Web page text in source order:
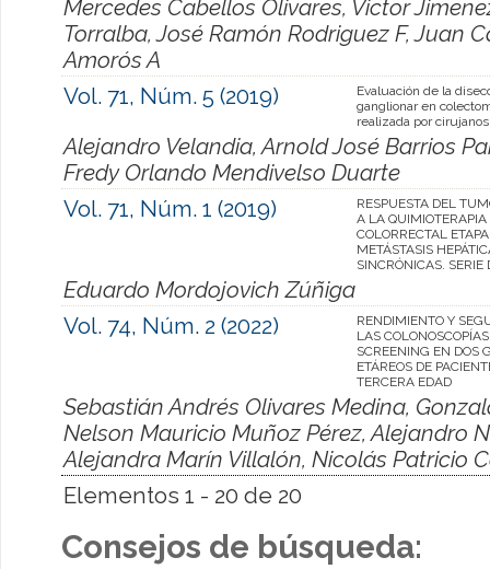
Mercedes Cabellos Olivares, Victor
Torralba, José Ramón Rodriguez F, Juan
Amorós A
Vol. 71, Núm. 5 (2019)
Evaluación de la
ganglionar en
realizada por
Alejandro Velandia, Arnold José Barrios
Fredy Orlando Mendivelso Duarte
Vol. 71, Núm. 1 (2019)
RESPUESTA DEL
A LA
COLORRECTAL
METÁSTASIS
SINCRÓNICAS. SERIE
Eduardo Mordojovich Zúñiga
Vol. 74, Núm. 2 (2022)
RENDIMIENTO Y
LAS
SCREENING EN DOS
ETÁREOS DE
TERCERA EDAD
Sebastián Andrés Olivares Medina,
Nelson Mauricio Muñoz Pérez, Alejandro
Alejandra Marín Villalón, Nicolás Patricio
Elementos 1 - 20 de 20
Consejos de búsqueda: